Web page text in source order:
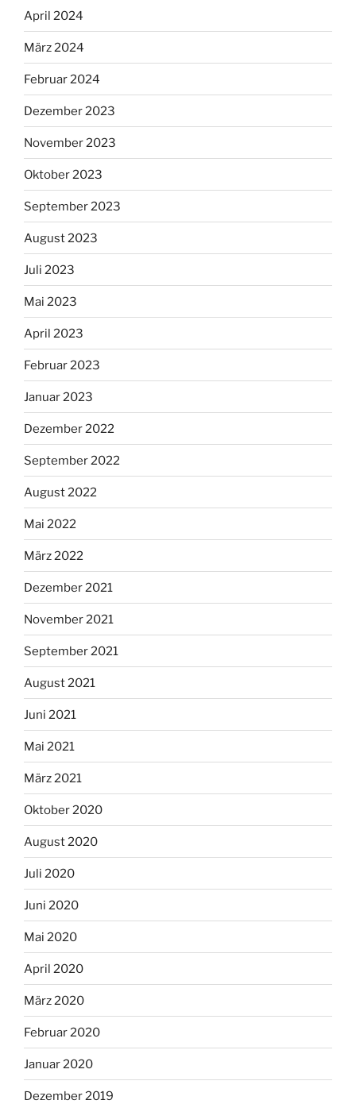
April 2024
März 2024
Februar 2024
Dezember 2023
November 2023
Oktober 2023
September 2023
August 2023
Juli 2023
Mai 2023
April 2023
Februar 2023
Januar 2023
Dezember 2022
September 2022
August 2022
Mai 2022
März 2022
Dezember 2021
November 2021
September 2021
August 2021
Juni 2021
Mai 2021
März 2021
Oktober 2020
August 2020
Juli 2020
Juni 2020
Mai 2020
April 2020
März 2020
Februar 2020
Januar 2020
Dezember 2019